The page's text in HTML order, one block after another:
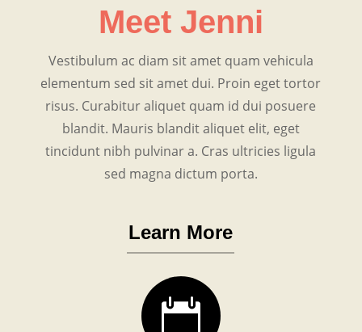
Meet Jenni
Vestibulum ac diam sit amet quam vehicula
elementum sed sit amet dui. Proin eget tortor
risus. Curabitur aliquet quam id dui posuere
blandit. Mauris blandit aliquet elit, eget
tincidunt nibh pulvinar a. Cras ultricies ligula
sed magna dictum porta.
Learn More
